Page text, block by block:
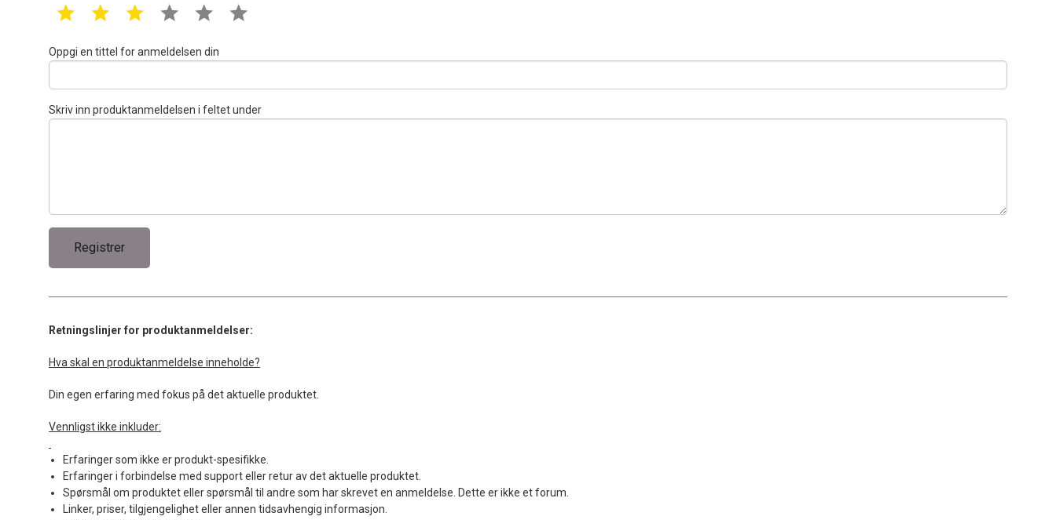
1 star 2 star 3 star 4 star 5 star
Oppgi en tittel for anmeldelsen din
Skriv inn produktanmeldelsen i feltet under
Retningslinjer for produktanmeldelser:
Hva skal en produktanmeldelse inneholde?
Din egen erfaring med fokus på det aktuelle produktet.
Vennligst ikke inkluder:
Erfaringer som ikke er produkt-spesifikke.
Erfaringer i forbindelse med support eller retur av det aktuelle produktet.
Spørsmål om produktet eller spørsmål til andre som har skrevet en anmeldelse. Dette er ikke et forum.
Linker, priser, tilgjengelighet eller annen tidsavhengig informasjon.